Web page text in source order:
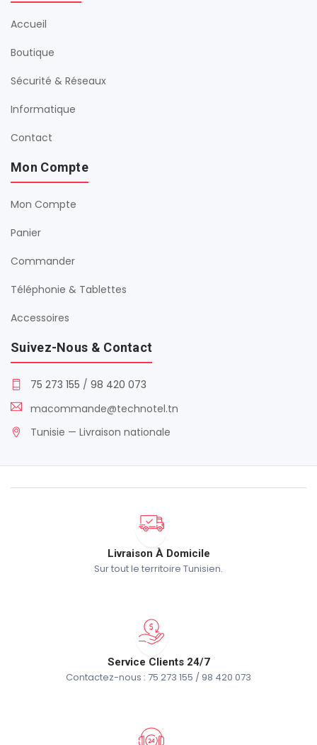
Accueil
Boutique
Sécurité & Réseaux
Informatique
Contact
Mon Compte
Mon Compte
Panier
Commander
Téléphonie & Tablettes
Accessoires
Suivez-Nous & Contact
75 273 155 / 98 420 073
macommande@technotel.tn
Tunisie — Livraison nationale
Livraison À Domicile
Sur tout le territoire Tunisien.
Service Clients 24/7
Contactez-nous : 75 273 155 / 98 420 073